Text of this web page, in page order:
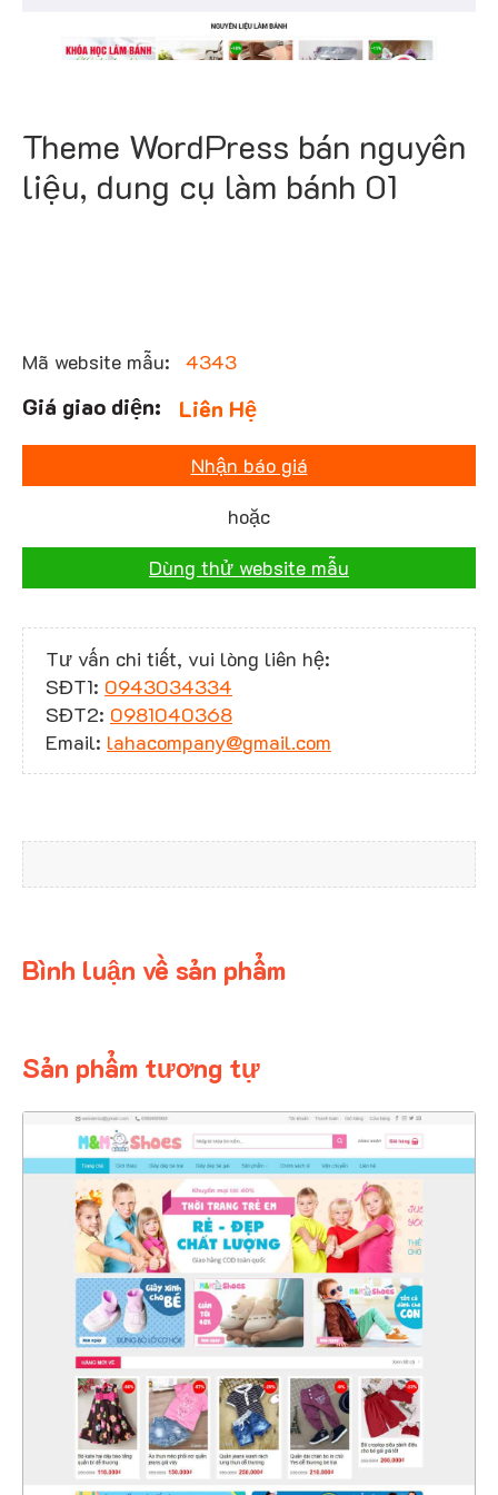
Theme WordPress bán nguyên
liệu, dung cụ làm bánh 01
Mã website mẫu: 4343
Liên Hệ
Nhận báo giá
hoặc
Dùng thử website mẫu
Tư vấn chi tiết, vui lòng liên hệ:
SĐT1: 0943034334
SĐT2: 0981040368
Email: lahacompany@gmail.com
Bình luận về sản phẩm
Sản phẩm tương tự
4325
CHI TIẾT